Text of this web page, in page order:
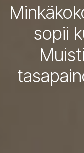
sopii